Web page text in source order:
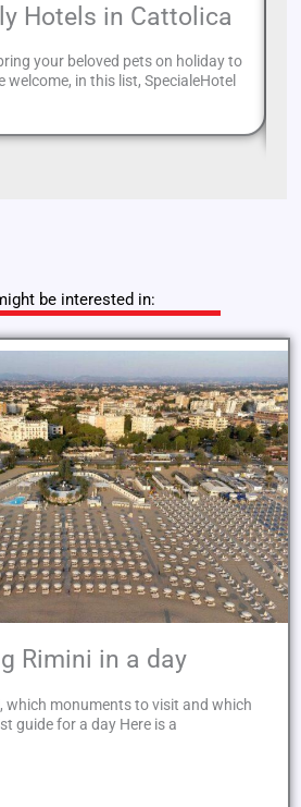
Hotels in Cattolica
your beloved pets on holiday to
welcome, in this list, SpecialeHotel
be interested in:
Rimini in a day
which monuments to visit and which
guide for a day Here is a